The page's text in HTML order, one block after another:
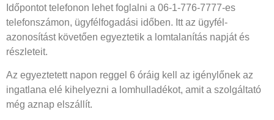
Időpontot telefonon lehet foglalni a 06-1-776-7777-es
telefonszámon, ügyfélfogadási időben. Itt az ügyfél-
azonosítást követően egyeztetik a lomtalanítás napját és
részleteit.
Az egyeztetett napon reggel 6 óráig kell az igénylőnek az
ingatlana elé kihelyezni a lomhulladékot, amit a szolgáltató
még aznap elszállít.